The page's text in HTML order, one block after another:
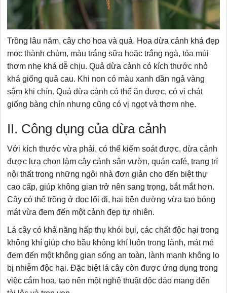
Trồng lâu năm, cây cho hoa và quả. Hoa dừa cảnh khá đẹp
mọc thành chùm, màu trắng sữa hoặc trắng ngà, tỏa mùi
thơm nhẹ khá dễ chịu. Quả dừa cảnh có kích thước nhỏ
khá giống quả cau. Khi non có màu xanh dần ngả vàng
sậm khi chín. Quả dừa cảnh có thể ăn được, có vị chát
giống bàng chín nhưng cũng có vị ngọt và thơm nhẹ.
II. Công dụng của dừa cảnh
Với kích thước vừa phải, có thể kiểm soát được, dừa cảnh
được lựa chọn làm cây cảnh sân vườn, quán café, trang trí
nội thất trong những ngôi nhà đơn giản cho đến biệt thự
cao cấp, giúp không gian trở nên sang trọng, bắt mắt hơn.
Cây có thể trồng ở dọc lối đi, hai bên đường vừa tạo bóng
mát vừa đem đến một cảnh đẹp tự nhiên.
Lá cây có khả năng hấp thụ khói bụi, các chất độc hại trong
không khí giúp cho bầu không khí luôn trong lành, mát mẻ
đem đến một không gian sống an toàn, lành mạnh không lo
bị nhiễm độc hại. Đặc biệt lá cây còn được ứng dụng trong
việc cắm hoa, tạo nên một nghệ thuật độc đáo mang đến